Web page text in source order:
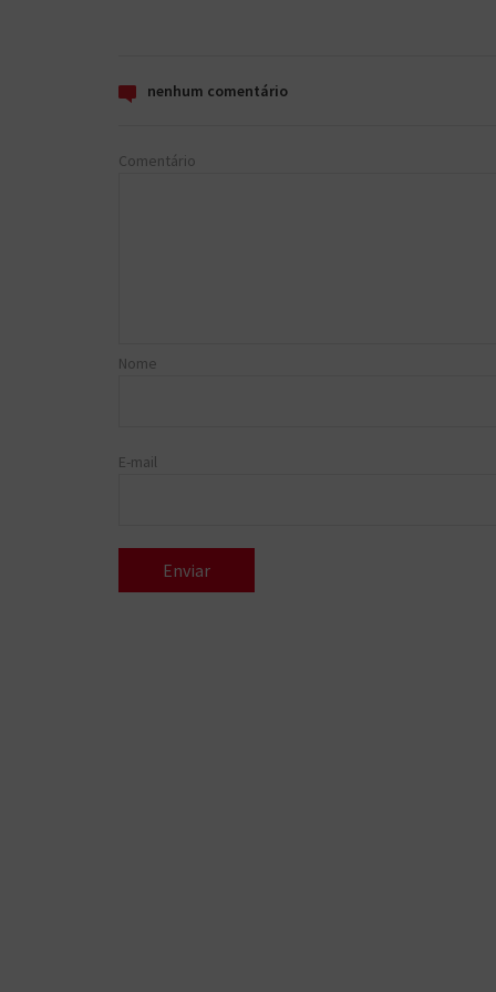
nenhum comentário
Comentário
Nome
E-mail